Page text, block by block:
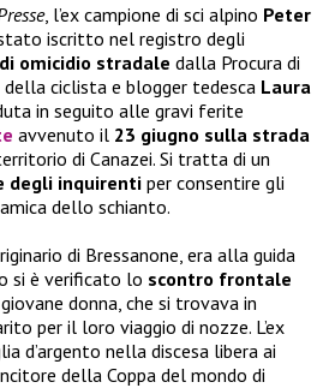
, l’ex campione di sci alpino Peter
iscritto nel registro degli
omicidio stradale dalla Procura di
ciclista e blogger tedesca Laura
in seguito alle gravi ferite
avvenuto il 23 giugno sulla strada
di Canazei. Si tratta di un
degli inquirenti per consentire gli
dello schianto.
di Bressanone, era alla guida
si è verificato lo scontro frontale
donna, che si trovava in
per il loro viaggio di nozze. L’ex
d’argento nella discesa libera ai
della Coppa del mondo di